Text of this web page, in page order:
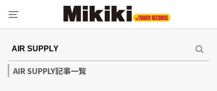
AIR SUPPLY記事一覧